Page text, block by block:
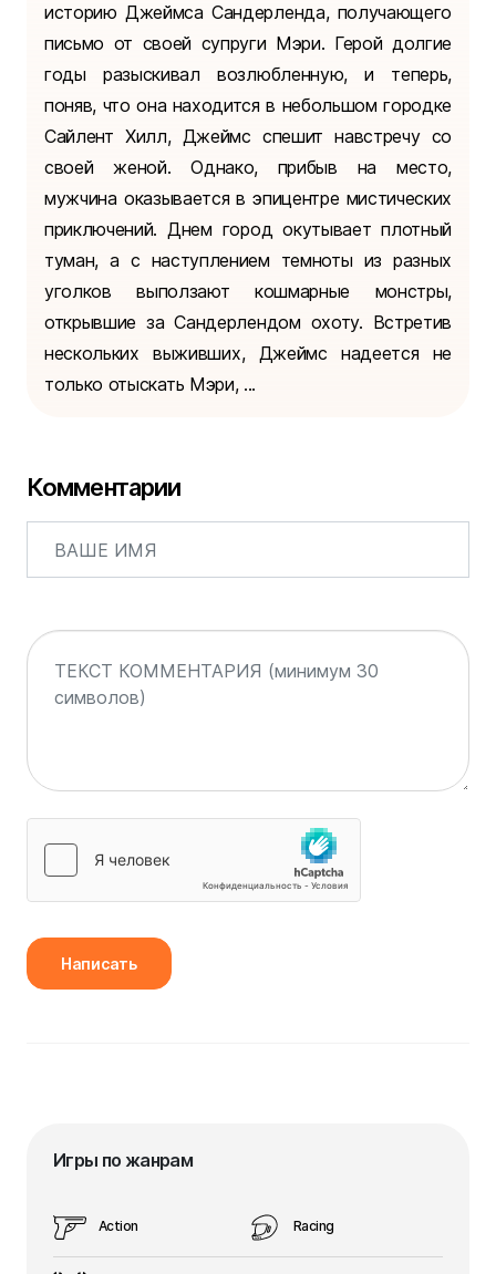
историю Джеймса Сандерленда, получающего
письмо от своей супруги Мэри. Герой долгие
годы разыскивал возлюбленную, и теперь,
поняв, что она находится в небольшом городке
Сайлент Хилл, Джеймс спешит навстречу со
своей женой. Однако, прибыв на место,
мужчина оказывается в эпицентре мистических
приключений. Днем город окутывает плотный
туман, а с наступлением темноты из разных
уголков выползают кошмарные монстры,
открывшие за Сандерлендом охоту. Встретив
нескольких выживших, Джеймс надеется не
только отыскать Мэри, ...
Комментарии
Написать
Игры по жанрам
Action Racing